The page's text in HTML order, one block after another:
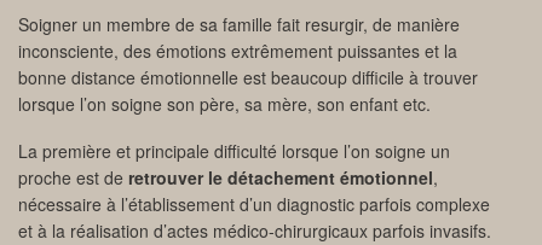
Soigner un membre de sa famille fait resurgir, de manière
inconsciente, des émotions extrêmement puissantes et la
bonne distance émotionnelle est beaucoup difficile à trouver
lorsque l’on soigne son père, sa mère, son enfant etc.
La première et principale difficulté lorsque l’on soigne un
proche est de retrouver le détachement émotionnel,
nécessaire à l’établissement d’un diagnostic parfois complexe
et à la réalisation d’actes médico-chirurgicaux parfois invasifs.